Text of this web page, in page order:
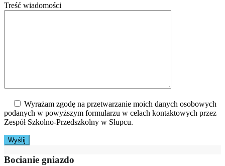
Treść wiadomości
Wyrażam zgodę na przetwarzanie moich danych osobowych
podanych w powyższym formularzu w celach kontaktowych przez
Zespół Szkolno-Przedszkolny w Słupcu.
Bocianie gniazdo